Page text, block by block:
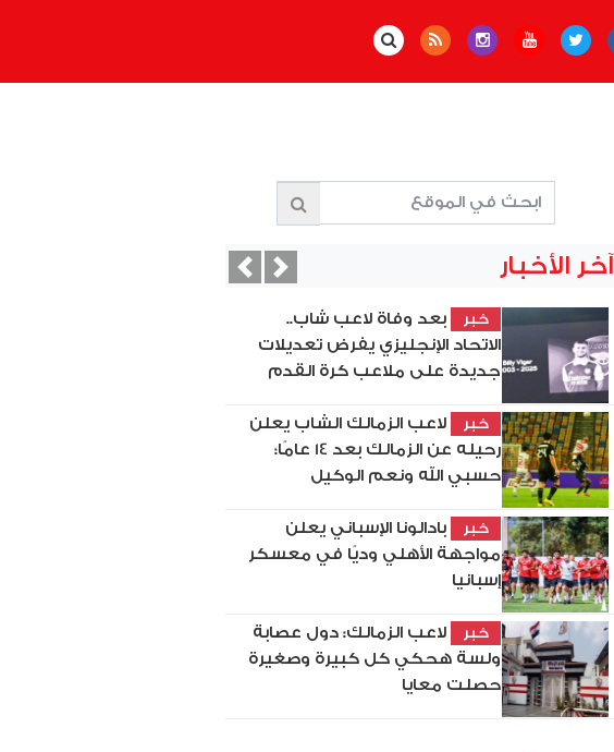
آخر الأخبار
خبر
بعد وفاة لاعب شاب..
الاتحاد الإنجليزي يفرض تعديلات
جديدة على ملاعب كرة القدم
خبر
لاعب الزمالك الشاب يعلن
رحيله عن الزمالك بعد 14 عامًا:
حسبي الله ونعم الوكيل
خبر
بادالونا الإسباني يعلن
مواجهة الأهلي وديًا في معسكر
إسبانيا
خبر
لاعب الزمالك: دول عصابة
ولسة هحكي كل كبيرة وصغيرة
حصلت معايا
PreviousNext